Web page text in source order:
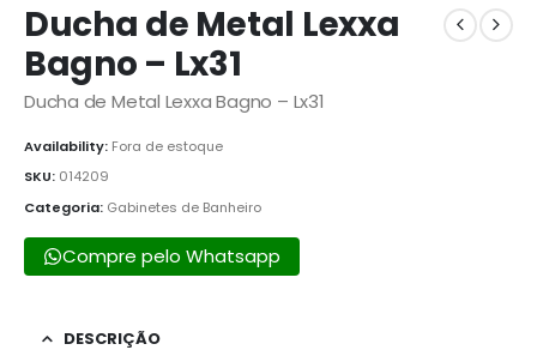
Ducha de Metal Lexxa
Bagno – Lx31
Ducha de Metal Lexxa Bagno – Lx31
Availability: Fora de estoque
SKU: 014209
Categoria: Gabinetes de Banheiro
Compre pelo Whatsapp
DESCRIÇÃO